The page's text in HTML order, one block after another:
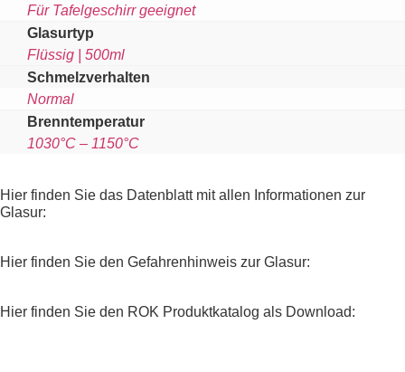
Für Tafelgeschirr geeignet
Glasurtyp
Flüssig | 500ml
Schmelzverhalten
Normal
Brenntemperatur
1030°C – 1150°C
Hier finden Sie das Datenblatt mit allen Informationen zur
Glasur:
Hier finden Sie den Gefahrenhinweis zur Glasur:
Hier finden Sie den ROK Produktkatalog als Download: